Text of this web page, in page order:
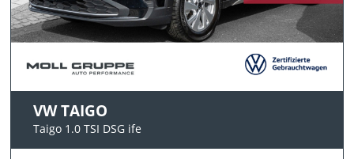
VW TAIGO
Taigo 1.0 TSI DSG ife